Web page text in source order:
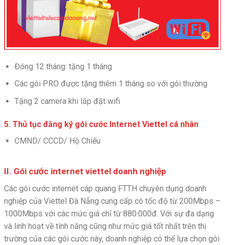
Đóng 12 tháng: tặng 1 tháng
Các gói PRO được tặng thêm 1 tháng so với gói thường
Tặng 2 camera khi lắp đặt wifi
5. Thủ tục đăng ký gói cước Internet Viettel cá nhân
CMND/ CCCD/ Hộ Chiếu
II. Gói cước internet viettel doanh nghiệp
Các gói cước internet cáp quang FTTH chuyên dụng doanh
nghiệp của Viettel Đà Nẵng cung cấp có tốc độ từ 200Mbps –
1000Mbps với các mức giá chỉ từ 880.000đ. Với sự đa dạng
và linh hoạt về tính năng cũng như mức giá tốt nhất trên thị
trường của các gói cước này, doanh nghiệp có thể lựa chọn gói